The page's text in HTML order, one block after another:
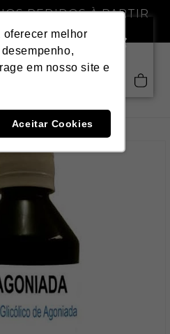
mais
melhor
em nosso site e
Aceitar Cookies
PEDIDOS À PARTIR
299,00
Carrinho